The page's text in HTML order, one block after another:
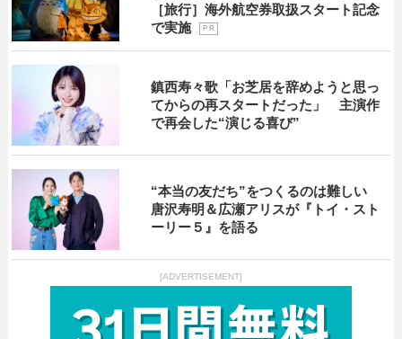
［旅行］海外航空券取扱スタート記念
で実施
P R
鎮西寿々歌「お芝居を辞めようと思っ
てからの再スタートだった」 主演作
で再会した“演じる喜び”
“本当の友だち”をつくるのは難しい
唐沢寿明＆広瀬アリスが『トイ・スト
ーリー５』を語る
[ADVERTISEMENT]